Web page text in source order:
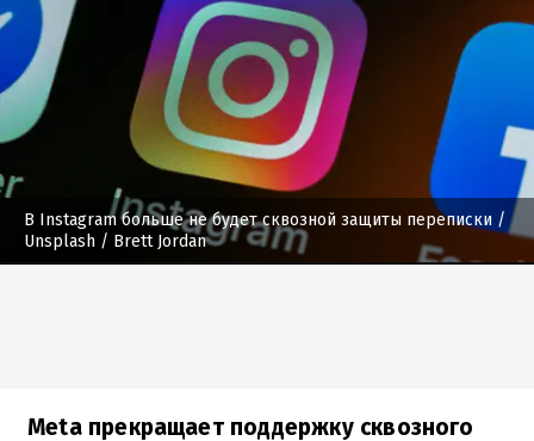
В Instagram больше не будет сквозной защиты переписки /
Unsplash / Brett Jordan
Meta прекращает поддержку сквозного